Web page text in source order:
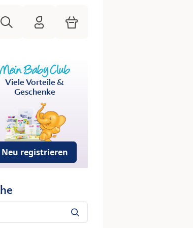
HiPP Mein Babyclub
Warenkorb
Viele Vorteile &
Geschenke
Neu registrieren